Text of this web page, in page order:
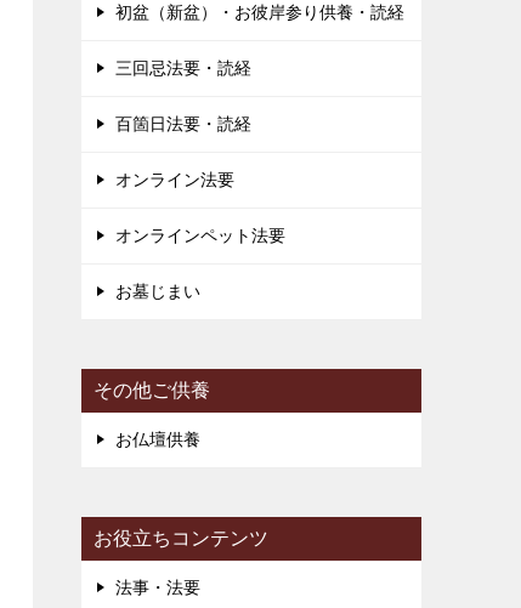
初盆（新盆）・お彼岸参り供養・読経
三回忌法要・読経
百箇日法要・読経
オンライン法要
オンラインペット法要
お墓じまい
その他ご供養
お仏壇供養
お役立ちコンテンツ
法事・法要